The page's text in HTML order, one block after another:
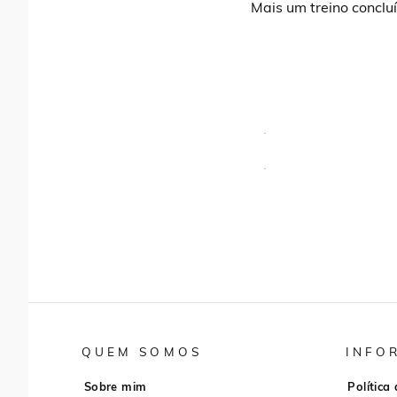
Mais um treino
QUEM SOMOS
Sobre mim Política